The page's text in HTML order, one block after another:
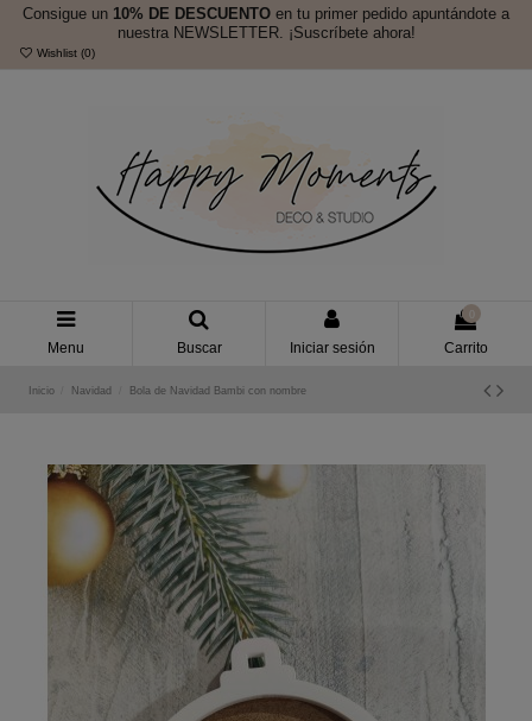
Consigue un 10% DE DESCUENTO en tu primer pedido apuntándote a
nuestra NEWSLETTER. ¡Suscríbete ahora!
Wishlist (0)
Menu Buscar Iniciar sesión Carrito
Inicio Navidad Bola de Navidad Bambi con nombre